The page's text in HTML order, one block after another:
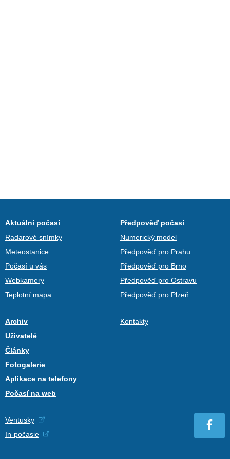
Aktuální počasí
Radarové snímky
Meteostanice
Počasí u vás
Webkamery
Teplotní mapa
Předpověď počasí
Numerický model
Předpověď pro Prahu
Předpověď pro Brno
Předpověď pro Ostravu
Předpověď pro Plzeň
Archiv
Uživatelé
Články
Fotogalerie
Aplikace na telefony
Počasí na web
Kontakty
Ventusky
In-počasie